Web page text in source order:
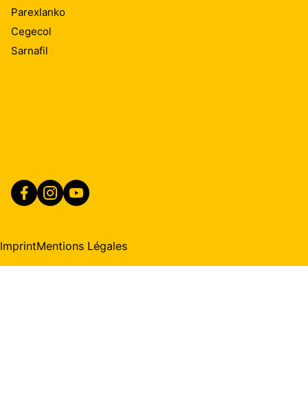
Parexlanko
Cegecol
Sarnafil
ImprintMentions Légales